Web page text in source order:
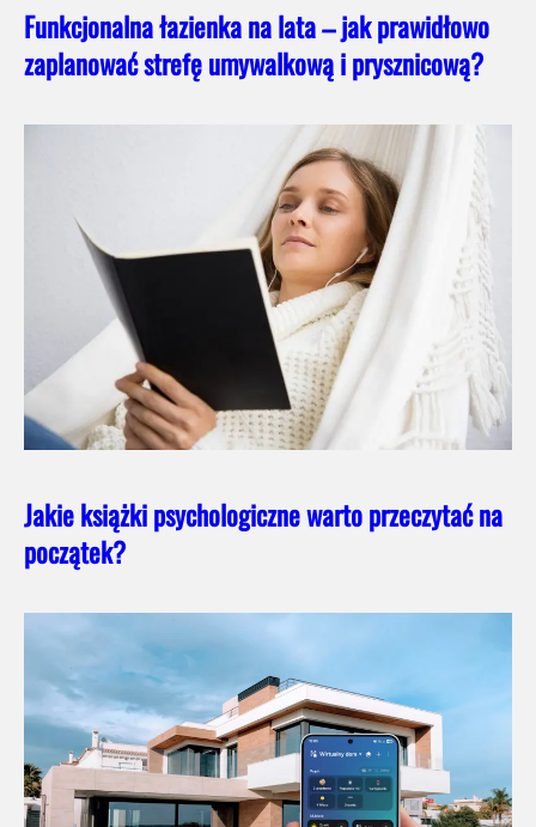
Funkcjonalna łazienka na lata – jak prawidłowo
zaplanować strefę umywalkową i prysznicową?
Jakie książki psychologiczne warto przeczytać na
początek?